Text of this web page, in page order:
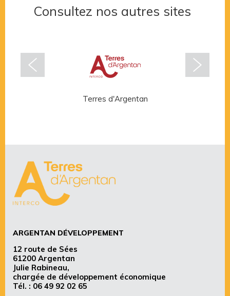
Consultez nos autres sites
Terres d'Argentan
ARGENTAN DÉVELOPPEMENT
12 route de Sées
61200 Argentan
Julie Rabineau,
chargée de développement économique
Tél. : 06 49 92 02 65